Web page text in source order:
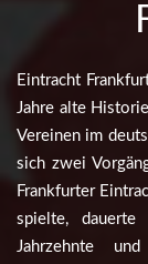
Eintracht
Jahre alte
Vereinen im
sich zwei
Frankfurter
spielte,
Jahrzehnte